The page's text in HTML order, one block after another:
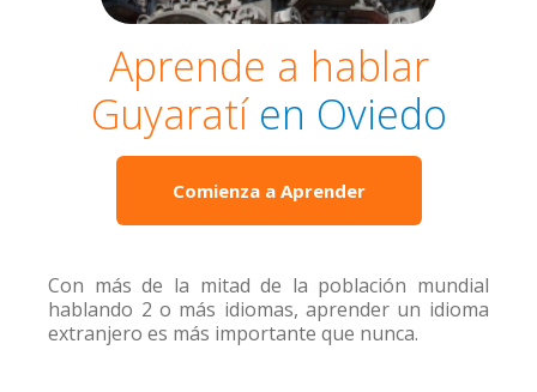
Aprende a hablar
Guyaratíen Oviedo
Comienza a Aprender
Con más de la mitad de la población mundial
hablando 2 o más idiomas, aprender un idioma
extranjero es más importante que nunca.